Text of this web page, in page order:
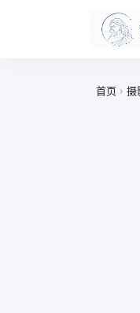
首页 › 摄